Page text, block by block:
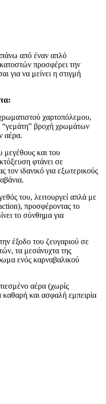
από έναν απλό
προσφέρει την
για να μείνει η στιγμή
χαρτοπόλεμου,
“γεμάτη” βροχή χρωμάτων
αέρα.
και του
φτάνει σε
τον ιδανικό για εξωτερικούς
του, λειτουργεί απλά με
προσφέροντας το
το σύνθημα για
έξοδο του ζευγαριού σε
τα μεσάνυχτα της
ενός καρναβαλικού
αέρα (χωρίς
καθαρή και ασφαλή εμπειρία